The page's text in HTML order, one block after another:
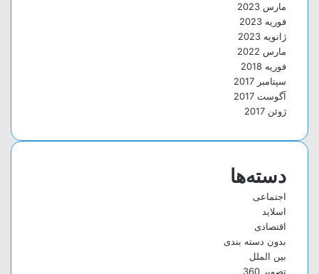
مارس 2023
فوریه 2023
ژانویه 2023
مارس 2022
فوریه 2018
سپتامبر 2017
آگوست 2017
ژوئن 2017
دسته‌ها
اجتماعی
اسلاید
اقتصادی
بدون دسته بندی
بین الملل
تصویر 360